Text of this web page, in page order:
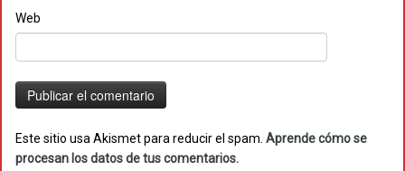
Web
Este sitio usa Akismet para reducir el spam. Aprende cómo se
procesan los datos de tus comentarios.